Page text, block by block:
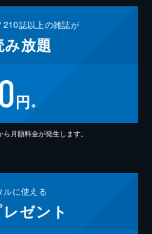
210誌以上の雑誌が
み放題
0円 ※
月額料金が発生します。
ルに使える
ゼント